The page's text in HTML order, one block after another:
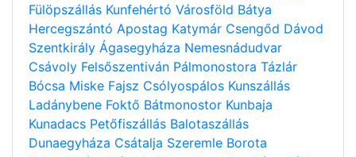
Fülöpszállás Kunfehértó Városföld Bátya
Hercegszántó Apostag Katymár Csengőd Dávod
Szentkirály Ágasegyháza Nemesnádudvar
Csávoly Felsőszentiván Pálmonostora Tázlár
Bócsa Miske Fajsz Csólyospálos Kunszállás
Ladánybene Foktő Bátmonostor Kunbaja
Kunadacs Petőfiszállás Balotaszállás
Dunaegyháza Csátalja Szeremle Borota